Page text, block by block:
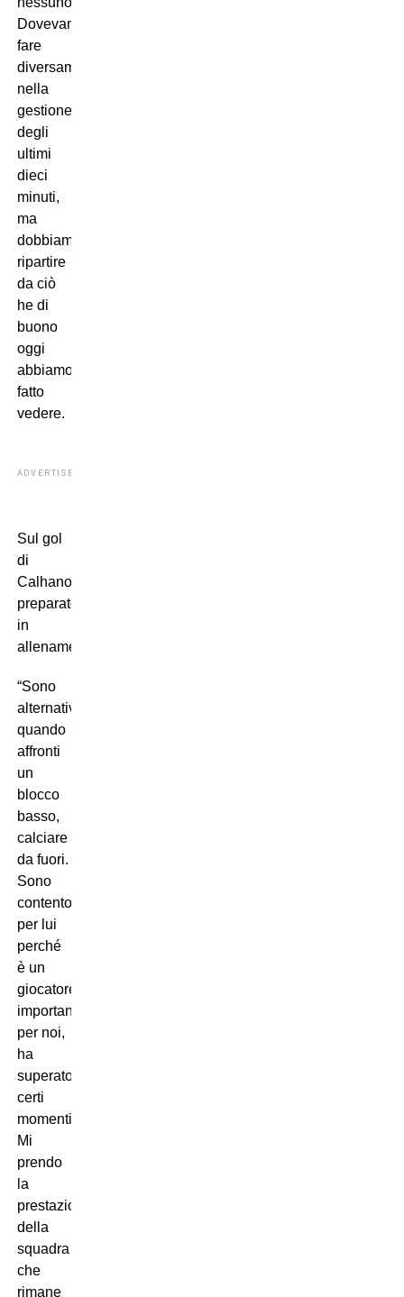
Dovevamo
fare
diversamente
nella
gestione
degli
ultimi
dieci
minuti,
ma
dobbiamo
ripartire
da ciò
he di
buono
oggi
abbiamo
fatto
vedere.
ADVERTISEMENT
Sul gol
di
Calhanoglu
preparato
in
allenamento:
“Sono
alternative
quando
affronti
un
blocco
basso,
calciare
da fuori.
Sono
contento
per lui
perché
è un
giocatore
importante
per noi,
ha
superato
certi
momenti.
Mi
prendo
la
prestazione
della
squadra
che
rimane